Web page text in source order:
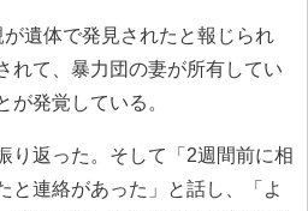
遺体で発見されたと報じられ
れて、暴力団の妻が所有してい
が発覚している。
り返った。そして「2週間前に相
と連絡があった」と話し、「よ